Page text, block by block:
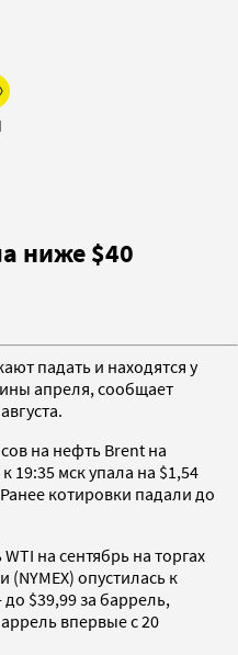
ниже $40
падать и находятся у
апреля, сообщает
на нефть Brent на
19:35 мск упала на $1,54
котировки падали до
на сентябрь на торгах
опустилась к
$39,99 за баррель,
впервые с 20